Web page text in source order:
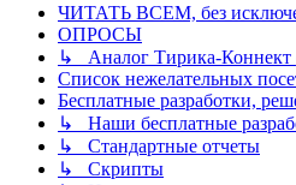
ЧИТАТЬ ВСЕМ, без
ОПРОСЫ
↳ Аналог Тирика-Коннект
Список нежелательных
Бесплатные разработки,
↳ Наши бесплатные
↳ Стандартные отчеты
↳ Скрипты